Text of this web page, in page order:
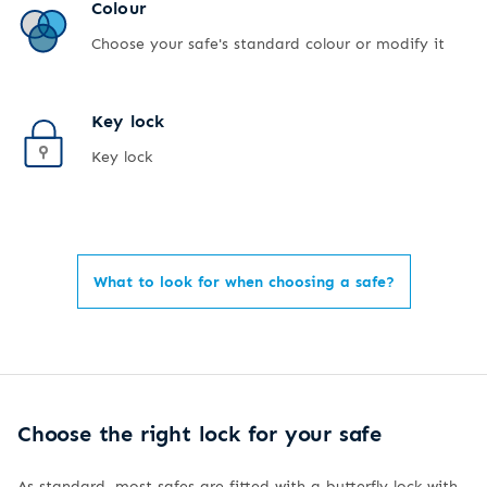
Colour
Choose your safe's standard colour or modify it
Key lock
Key lock
What to look for when choosing a safe?
Choose the right lock for your safe